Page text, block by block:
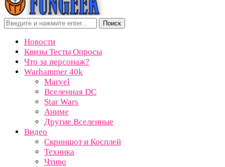
Поиск
Новости
Квизы Тесты Опросы
Что за персонаж?
Warhammer 40k
Marvel
Вселенная DC
Star Wars
Аниме
Другие Вселенные
Видео
Скриншот и Косплей
Техника
Чтиво